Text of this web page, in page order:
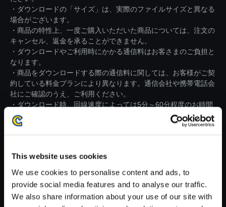
This website uses cookies
We use cookies to personalise content and ads, to
provide social media features and to analyse our traffic.
We also share information about your use of our site with
・ダウンロードの「サイズ」は、実際のファイルサイズと異なる
場合がございます。
・商品の特性上、一度ご購入いただいた商品については、注文の
キャンセル、返金を承ることができません。
・ダウンロードやご利用時にかかる通信料はお客さまのご負担と
なります。
・商品をダウンロードする際の通信料に関しては、お客様がご契
約している料金プランにより異なります。通信会社や携帯電話会
社にご確認のうえ、ご利用ください。
・ダウンロード時、回線速度によっては5分～60分程度のお時間
がかかる場合がございます。
※ご購入いただいたファイルのダウンロードの際には、通信環境
が安定しているWifi環境でお試しください。